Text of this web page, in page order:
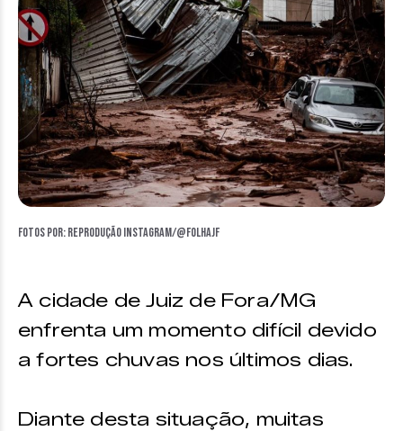
Fotos por: reprodução Instagram/@folhajf
A cidade de Juiz de Fora/MG
enfrenta um momento difícil devido
a fortes chuvas nos últimos dias.
Diante desta situação, muitas